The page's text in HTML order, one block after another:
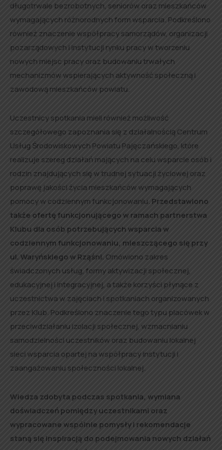
długotrwale bezrobotnych, seniorów oraz mieszkańców
wymagających różnorodnych form wsparcia. Podkreślono
również znaczenie współpracy samorządów, organizacji
pozarządowych i instytucji rynku pracy w tworzeniu
nowych miejsc pracy oraz budowaniu trwałych
mechanizmów wspierających aktywność społeczną i
zawodową mieszkańców powiatu.
Uczestnicy spotkania mieli również możliwość
szczegółowego zapoznania się z działalnością Centrum
Usług Środowiskowych Powiatu Pajęczańskiego, które
realizuje szereg działań mających na celu wsparcie osób i
rodzin znajdujących się w trudnej sytuacji życiowej oraz
poprawę jakości życia mieszkańców wymagających
pomocy w codziennym funkcjonowaniu. Przedstawiono
także ofertę funkcjonującego w ramach partnerstwa
Klubu dla osób potrzebujących wsparcia w
codziennym funkcjonowaniu, mieszczącego się przy
ul. Waryńskiego w Rząśni. Omówiono zakres
świadczonych usług, formy aktywizacji społecznej,
edukacyjnej i integracyjnej, a także korzyści płynące z
uczestnictwa w zajęciach i spotkaniach organizowanych
przez Klub. Podkreślono znaczenie tego typu placówek w
przeciwdziałaniu izolacji społecznej, wzmacnianiu
samodzielności uczestników oraz budowaniu lokalnej
sieci wsparcia opartej na współpracy instytucji i
zaangażowaniu społeczności lokalnej.
Wiedza zdobyta podczas spotkania, wymiana
doświadczeń pomiędzy uczestnikami oraz
wypracowane wspólnie pomysły i rekomendacje
staną się inspiracją do podejmowania nowych działań